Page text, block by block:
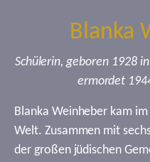
Blanka
Schülerin, geboren 1928
ermordet
Blanka Weinheber kam
Welt. Zusammen mit
der großen jüdischen